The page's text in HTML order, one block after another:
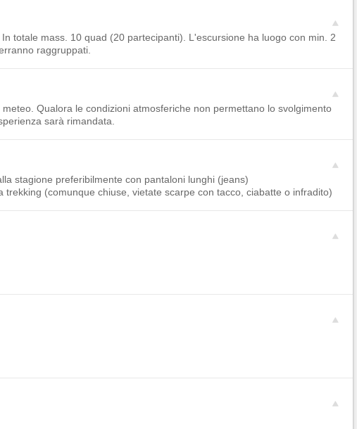
totale mass. 10 quad (20 partecipanti). L'escursione ha luogo con min. 2
raggruppati.
Qualora le condizioni atmosferiche non permettano lo svolgimento
sarà rimandata.
stagione preferibilmente con pantaloni lunghi (jeans)
trekking (comunque chiuse, vietate scarpe con tacco, ciabatte o infradito)